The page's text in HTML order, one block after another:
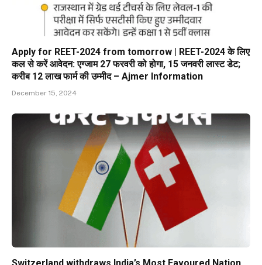
Apply for REET-2024 from tomorrow | REET-2024 के लिए
कल से करें आवेदन: एग्जाम 27 फरवरी को होगा, 15 जनवरी लास्ट डेट;
करीब 12 लाख फार्म की उम्मीद – Ajmer Information
December 15, 2024